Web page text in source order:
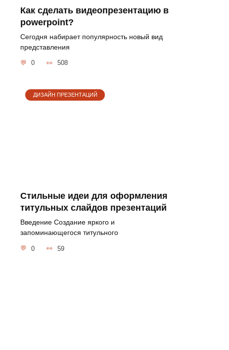
Как сделать видеопрезентацию в
powerpoint?
Сегодня набирает популярность новый вид
представления
0 508
ДИЗАЙН ПРЕЗЕНТАЦИЙ
Стильные идеи для оформления
титульных слайдов презентаций
Введение Создание яркого и
запоминающегося титульного
0 59